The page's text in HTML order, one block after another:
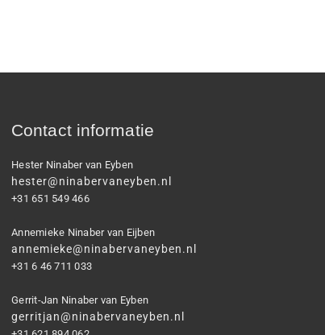
Contact informatie
Hester Ninaber van Eyben
hester@ninabervaneyben.nl
+31 651 549 466
Annemieke Ninaber van Eijben
annemieke@ninabervaneyben.nl
+31 6 46 711 033
Gerrit-Jan Ninaber van Eyben
gerritjan@ninabervaneyben.nl